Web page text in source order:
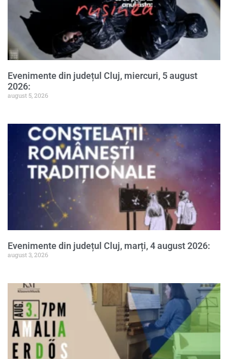
Evenimente din județul Cluj, miercuri, 5 august
2026:
august 5, 2026
Evenimente din județul Cluj, marți, 4 august 2026:
august 3, 2026